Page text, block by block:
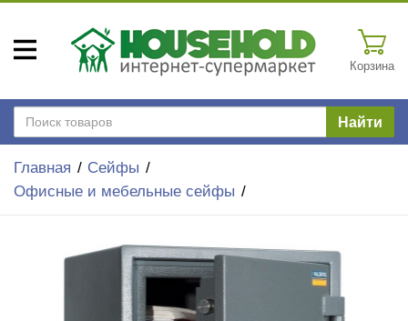
Корзина
Найти
Главная
Сейфы
Офисные и мебельные сейфы